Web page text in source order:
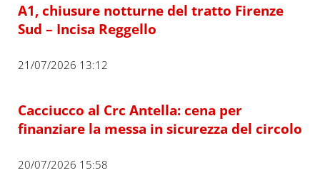
A1, chiusure notturne del tratto Firenze
Sud – Incisa Reggello
21/07/2026 13:12
Cacciucco al Crc Antella: cena per
finanziare la messa in sicurezza del circolo
20/07/2026 15:58